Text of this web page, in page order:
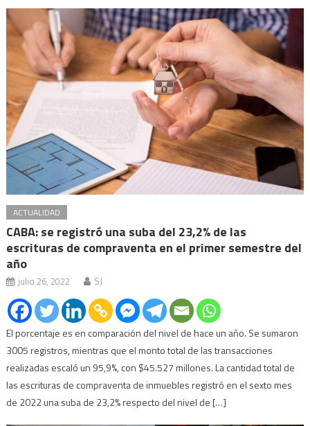
ACTUALIDAD
CABA: se registró una suba del 23,2% de las
escrituras de compraventa en el primer semestre del
año
julio 26, 2022 SJ
El porcentaje es en comparación del nivel de hace un año. Se sumaron
3005 registros, mientras que el monto total de las transacciones
realizadas escaló un 95,9%, con $45.527 millones. La cantidad total de
las escrituras de compraventa de inmuebles registró en el sexto mes
de 2022 una suba de 23,2% respecto del nivel de […]